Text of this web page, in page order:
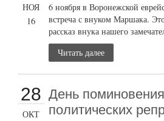
НОЯ
16
6 ноября в Воронежской
встреча с внуком Маршака.
рассказ внука нашего
Читать далее
28
ОКТ
День
политических